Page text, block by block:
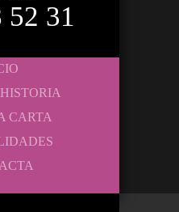
52 31
CARTA